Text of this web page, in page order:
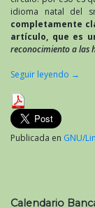
idioma natal del
completamente
artículo, que es
reconocimiento a las
Seguir leyendo →
Publicada en GNU/
Calendario